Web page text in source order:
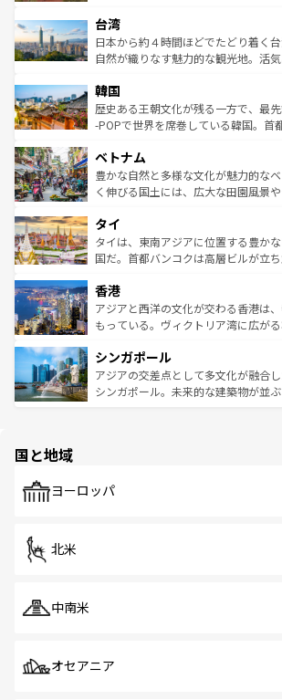
ならではの贅沢な旅のスタイルだ。 なお、新着のアメリカ
情報はコンテンツ一覧を参照してほ
れるおもてなしの心で訪れる人々を迎
人々、おいしいローカルフードやハ
ク、伝統的なフラダンスなど、すべ
ワイを、存分に味わってほしい。 なお、新着のハワイ情報
はコンテンツ一覧を参照してほしい。
リアリーフや大陸中央部にそびえるウ
ク）、タスマニアの美しい原生林や
ど、見どころがたくさん。また、カ
いる。アクティビティも充実しており
ビング、ハイキングなど、アウトド
い。オーストラリアの多彩な魅力を
参照してほしい。
台湾
日本から約４時間ほどでたどり着く
自然が織りなす魅力的な観光地。活
ン）、静ひつな山岳地帯である台湾東
と山間の静けさが共存しており、訪
驚きをもたらしてくれる。また、奥
容にもいいと評判のスイーツなど、バ
が味わえる。 なお、新着の台湾情報は
照してほしい。
韓国
歴史ある王朝文化が残る一方で、最
-POPで世界を席巻している韓国。首
き、地方に足を延ばせば四季折々の自
できる。そして、キムチや焼肉、絶
まで、さまざまな韓国料理が待って
リティに包まれながら、韓国の多彩な
わってみてほしい。 なお、新
覧を参照してほしい。
ベトナム
豊かな自然と多様な文化が魅力的な
く伸びる国土には、広大な田園風景
急速な発展と共に伝統が息づく。ハノ
ーチミン市のフランス統治時代の建
醸し出している。また、バラエティ
とつ。フォーやバインミー、ベトナム
ひ現地で味わいたい。どの地域を訪
が旅行者を迎えてくれるので、きっ
参照してほしい。
タイ
タイは、東南アジアに位置する豊か
国だ。首都バンコクは高層ビルが立
の活気が交差している。北部ではチェ
帯で自然と触れ合い、南部ではプー
いビーチでリゾート気分を楽しむこ
激する。気候は一年中温暖で、どの季
が待っている。親しみやすいタイの
た文化、そして多様な観光資源が、
香港
アジアと西洋の文化が交わる香港は
もっている。ヴィクトリア湾に広が
み、どこを訪れても感動するはず。観
ており、効率よく見どころを回れる
うな絶景から文化的な体験まで、香
シンガポール
アジアの交差点として多文化が融合
シンガポール。未来的な建築物が並
で、ホーカーズは地元の風情を楽しめ
国と地域
ヨーロッパ
北米
中南米
オセアニア